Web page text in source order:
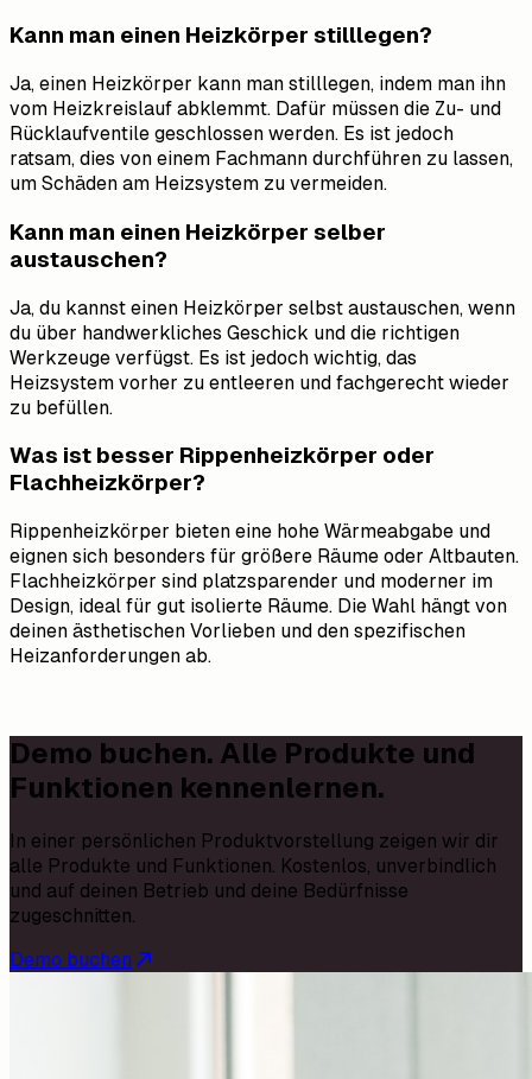
Kann man einen Heizkörper stilllegen?
Ja, einen Heizkörper kann man stilllegen, indem man ihn
vom Heizkreislauf abklemmt. Dafür müssen die Zu- und
Rücklaufventile geschlossen werden. Es ist jedoch
ratsam, dies von einem Fachmann durchführen zu lassen,
um Schäden am Heizsystem zu vermeiden.
Kann man einen Heizkörper selber
austauschen?
Ja, du kannst einen Heizkörper selbst austauschen, wenn
du über handwerkliches Geschick und die richtigen
Werkzeuge verfügst. Es ist jedoch wichtig, das
Heizsystem vorher zu entleeren und fachgerecht wieder
zu befüllen.
Was ist besser Rippenheizkörper oder
Flachheizkörper?
Rippenheizkörper bieten eine hohe Wärmeabgabe und
eignen sich besonders für größere Räume oder Altbauten.
Flachheizkörper sind platzsparender und moderner im
Design, ideal für gut isolierte Räume. Die Wahl hängt von
deinen ästhetischen Vorlieben und den spezifischen
Heizanforderungen ab.
Demo buchen. Alle Produkte und
Funktionen kennenlernen.
In einer persönlichen Produktvorstellung zeigen wir dir
alle Produkte und Funktionen. Kostenlos, unverbindlich
und auf deinen Betrieb und deine Bedürfnisse
zugeschnitten.
Demo buchen